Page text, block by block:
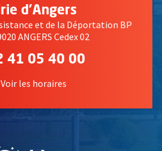
d'Angers
et de la Déportation BP
ANGERS Cedex 02
41 05 40 00
Voir les horaires